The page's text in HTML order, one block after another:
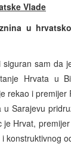
Vlade
u
sam da
Hrvata u
rekao i
Sarajevu
Hrvat,
konstruktivnog